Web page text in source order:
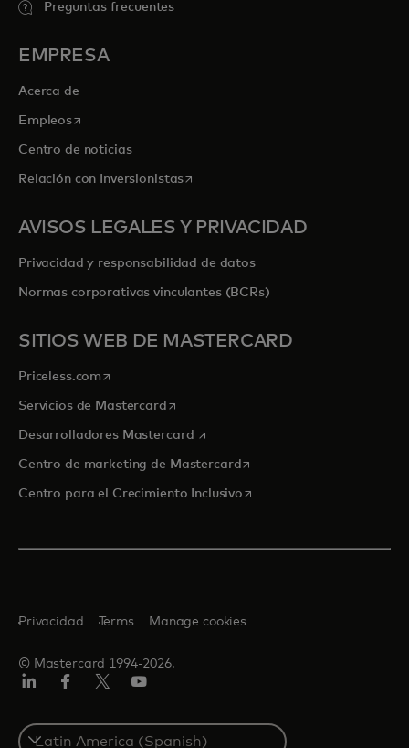
Preguntas frecuentes
EMPRESA
Acerca de
Empleosse abre en una pestaña nueva
Centro de noticias
Relación con Inversionistasse abre en una pestaña nueva
AVISOS LEGALES Y PRIVACIDAD
Privacidad y responsabilidad de datos
Normas corporativas vinculantes (BCRs)
SITIOS WEB DE MASTERCARD
Priceless.com se abre en una pestaña nueva
Servicios de Mastercardse abre en una pestaña nueva
Desarrolladores Mastercard se abre en una pestaña nueva
Centro de marketing de Mastercardse abre en una pestaña
Centro para el Crecimiento Inclusivose abre en una pestaña
© Mastercard 1994-2026.
Privacidad Terms Manage cookies
Select
a